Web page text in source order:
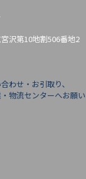
沢第10地割506番地2
わせ・お引取り、
物流センターへお願い